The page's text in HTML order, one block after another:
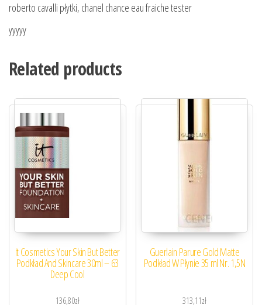
roberto cavalli płytki, chanel chance eau fraiche tester
yyyyy
Related products
It Cosmetics Your Skin But Better
Podkład And Skincare 30ml – 63
Deep Cool
136,80zł
Guerlain Parure Gold Matte
Podkład W Płynie 35 ml Nr. 1,5N
313,11zł